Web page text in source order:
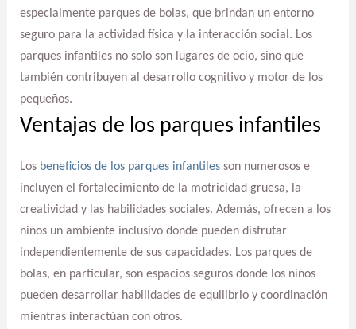
especialmente parques de bolas, que brindan un entorno
seguro para la actividad física y la interacción social. Los
parques infantiles no solo son lugares de ocio, sino que
también contribuyen al desarrollo cognitivo y motor de los
pequeños.
Ventajas de los parques infantiles
Los beneficios de los parques infantilesson numerosos e
incluyen el fortalecimiento de la motricidad gruesa, la
creatividad y las habilidades sociales. Además, ofrecen a los
niños un ambiente inclusivo donde pueden disfrutar
independientemente de sus capacidades. Los parques de
bolas, en particular, son espacios seguros donde los niños
pueden desarrollar habilidades de equilibrio y coordinación
mientras interactúan con otros.